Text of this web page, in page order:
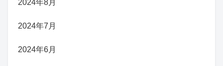
2024年8月
2024年7月
2024年6月